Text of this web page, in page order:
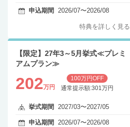
申込期間 2026/07〜2026/08
特典を詳しく見る
【限定】27年3～5月挙式≪プレミ
アムプラン≫
202万円
100万円OFF
通常提示額:301万円
挙式期間 2027/03〜2027/05
申込期間 2026/07〜2026/08